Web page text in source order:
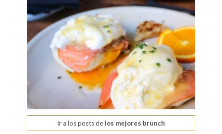
Ir a los posts de los mejores brunch